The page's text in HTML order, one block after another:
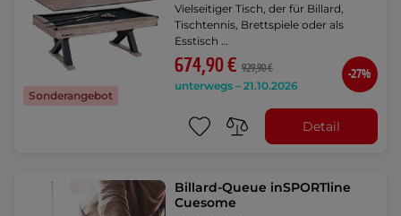
Sonderangebot
Vielseitiger Tisch, der für Billard,
Tischtennis, Brettspiele oder als
Esstisch …
674,90 € 929,90 €
unterwegs – 21.10.2026
-27%
Detail
Billard-Queue inSPORTline
Cuesome